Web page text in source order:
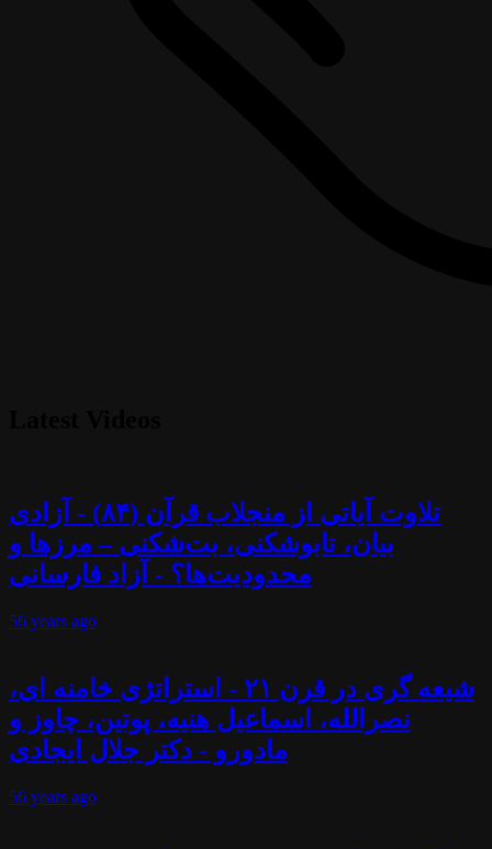
تلاوت آیاتی از منجلاب قرآن (۸۴) - آزادی
بیان، تابوشکنی، بت‌شکنی – مرزها و
محدودیت‌ها؟ - آزاد فارسانی
56 years ago
شیعه گری در قرن ۲۱ - استراتژی خامنه ای،
نصرالله، اسماعیل هنیه، پوتین، چاوز و
مادورو - دکتر جلال ایجادی
56 years ago